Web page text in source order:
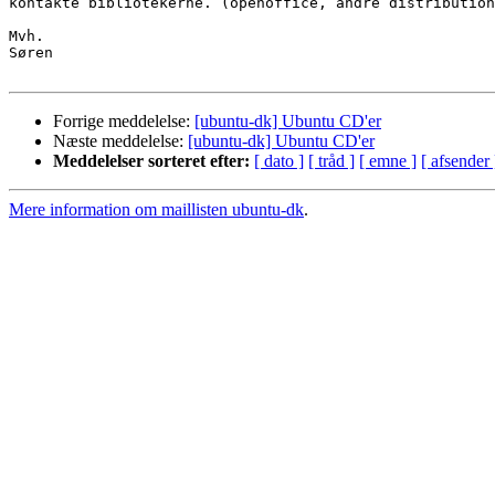
Mvh.
Søren
Forrige meddelelse: [ubuntu-dk] Ubuntu CD'er
Næste meddelelse: [ubuntu-dk] Ubuntu CD'er
Meddelelser sorteret efter: [ dato ] [ tråd ] [ emne ] [ afsender
Mere information om maillisten ubuntu-dk.